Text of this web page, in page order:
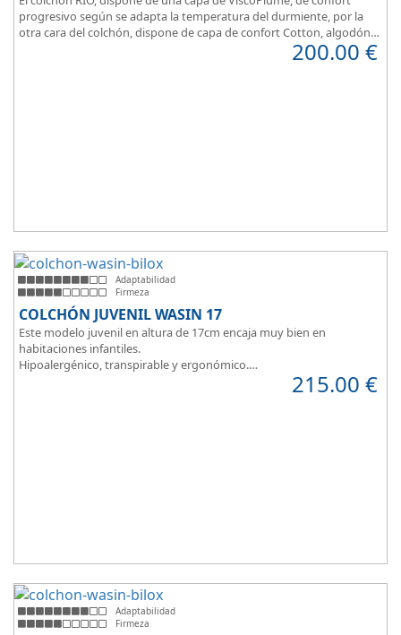
progresivo según se adapta la temperatura del durmiente, por la
otra cara del colchón, dispone de capa de confort Cotton, algodón
100% que brinda una sensación de confort inmediata.200.00 €
Adaptabilidad
Firmeza
COLCHÓN JUVENIL WASIN 17
Este modelo juvenil en altura de 17cm encaja muy bien en
habitaciones infantiles.
Hipoalergénico, transpirable y ergonómico.
215.00 €
Adaptabilidad
Firmeza